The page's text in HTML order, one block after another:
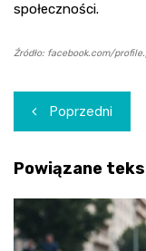
społeczności.
Źródło: facebook.com/
Nawigacja
wpisu
Poprzedni
Powiązane